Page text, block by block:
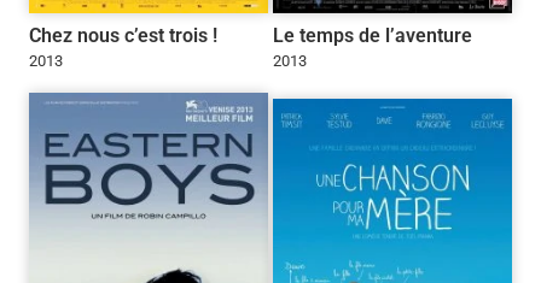
Chez nous c’est trois !
2013
Le temps de l’aventure
2013